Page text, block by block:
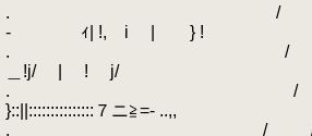
. / ､ﾄ､ {
- ｨ| !, i | } !
. / ＞
＿!j/ | ! j/
. /
}::||:::::::::::::::７ニ≧=- ..,,
. / / __r-ｫ